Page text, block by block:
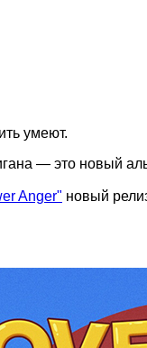
умеют.
— это новый
Anger" новый